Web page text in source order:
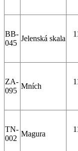
BB-
045
Jelenská skala
ZA-
095
Mních
TN-
002
Magura